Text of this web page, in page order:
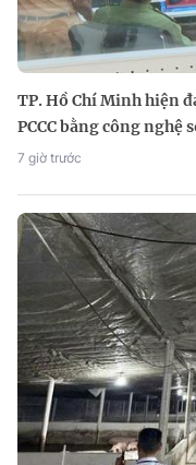
TP. Hồ Chí Minh hiện
PCCC bằng công nghệ
7 giờ trước